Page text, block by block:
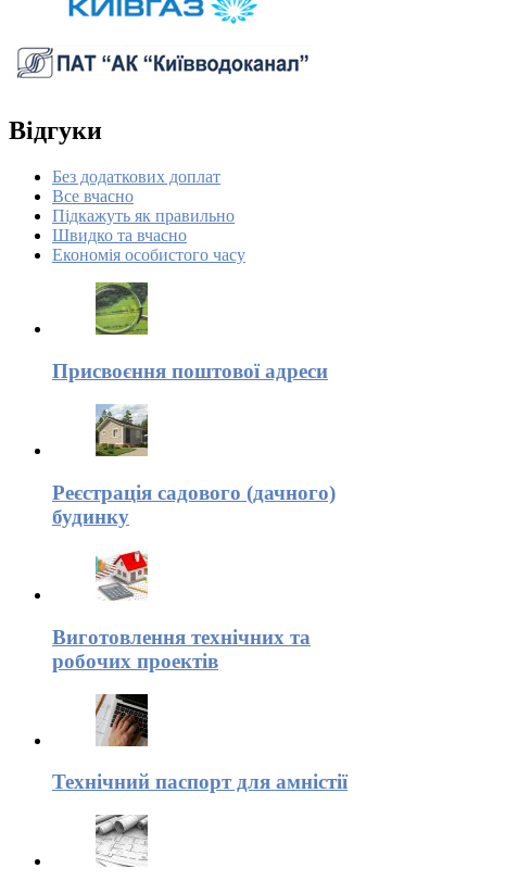
Відгуки
Без додаткових доплат
Все вчасно
Підкажуть як правильно
Швидко та вчасно
Економія особистого часу
Присвоєння поштової адреси
Реєстрація садового (дачного)
будинку
Виготовлення технічних та
робочих проектів
Технічний паспорт для амністії